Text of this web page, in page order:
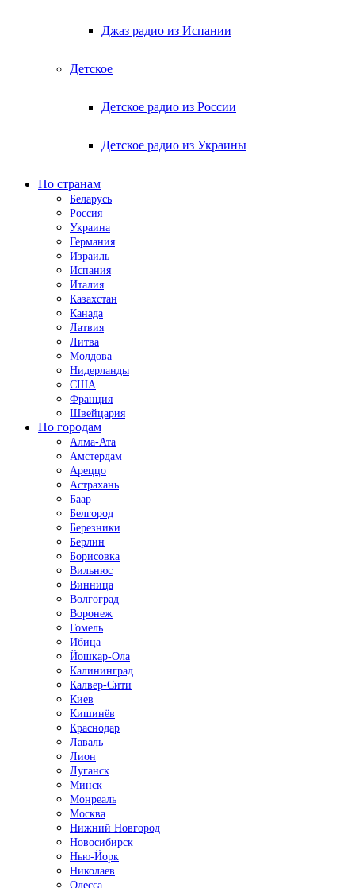
Джаз радио из Испании
Детское
Детское радио из России
Детское радио из Украины
По странам
Беларусь
Россия
Украина
Германия
Израиль
Испания
Италия
Казахстан
Канада
Латвия
Литва
Молдова
Нидерланды
США
Франция
Швейцария
По городам
Алма-Ата
Амстердам
Ареццо
Астрахань
Баар
Белгород
Березники
Берлин
Борисовка
Вильнюс
Винница
Волгоград
Воронеж
Гомель
Ибица
Йошкар-Ола
Калининград
Калвер-Сити
Киев
Кишинёв
Краснодар
Лаваль
Лион
Луганск
Минск
Монреаль
Москва
Нижний Новгород
Новосибирск
Нью-Йорк
Николаев
Одесса